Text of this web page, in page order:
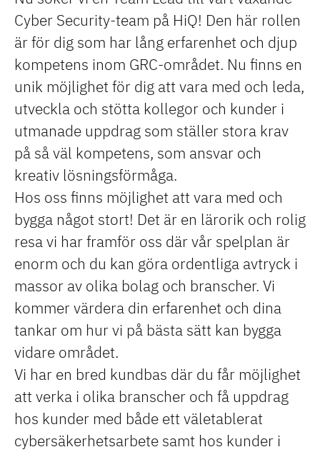
Cyber Security-team på HiQ! Den här rollen
är för dig som har lång erfarenhet och djup
kompetens inom GRC-området. Nu finns en
unik möjlighet för dig att vara med och leda,
utveckla och stötta kollegor och kunder i
utmanade uppdrag som ställer stora krav
på så väl kompetens, som ansvar och
kreativ lösningsförmåga.
Hos oss finns möjlighet att vara med och
bygga något stort! Det är en lärorik och rolig
resa vi har framför oss där vår spelplan är
enorm och du kan göra ordentliga avtryck i
massor av olika bolag och branscher. Vi
kommer värdera din erfarenhet och dina
tankar om hur vi på bästa sätt kan bygga
vidare området.
Vi har en bred kundbas där du får möjlighet
att verka i olika branscher och få uppdrag
hos kunder med både ett väletablerat
cybersäkerhetsarbete samt hos kunder i